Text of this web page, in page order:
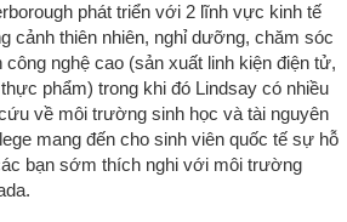
phát triển với 2 lĩnh vực kinh tế
cảnh thiên nhiên, nghỉ dưỡng, chăm sóc
nghệ cao (sản xuất linh kiện điện tử,
phẩm) trong khi đó Lindsay có nhiều
về môi trường sinh học và tài nguyên
mang đến cho sinh viên quốc tế sự hỗ
bạn sớm thích nghi với môi trường